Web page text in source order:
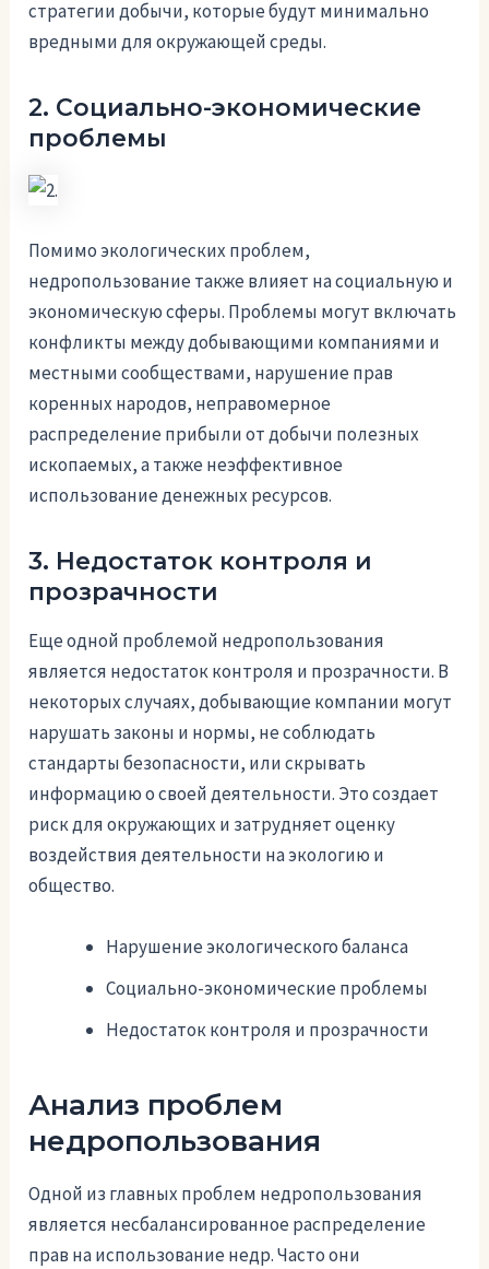
стратегии добычи, которые будут минимально
вредными для окружающей среды.
2. Социально-экономические
проблемы
Помимо экологических проблем,
недропользование также влияет на социальную и
экономическую сферы. Проблемы могут включать
конфликты между добывающими компаниями и
местными сообществами, нарушение прав
коренных народов, неправомерное
распределение прибыли от добычи полезных
ископаемых, а также неэффективное
использование денежных ресурсов.
3. Недостаток контроля и
прозрачности
Еще одной проблемой недропользования
является недостаток контроля и прозрачности. В
некоторых случаях, добывающие компании могут
нарушать законы и нормы, не соблюдать
стандарты безопасности, или скрывать
информацию о своей деятельности. Это создает
риск для окружающих и затрудняет оценку
воздействия деятельности на экологию и
общество.
Нарушение экологического баланса
Социально-экономические проблемы
Недостаток контроля и прозрачности
Анализ проблем
недропользования
Одной из главных проблем недропользования
является несбалансированное распределение
прав на использование недр. Часто они